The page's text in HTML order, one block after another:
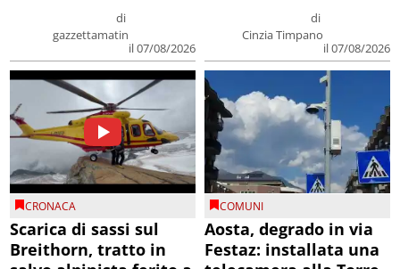
di
gazzettamatin
il 07/08/2026
di
Cinzia Timpano
il 07/08/2026
CRONACA
Scarica di sassi sul
Breithorn, tratto in
COMUNI
Aosta, degrado in via
Festaz: installata una